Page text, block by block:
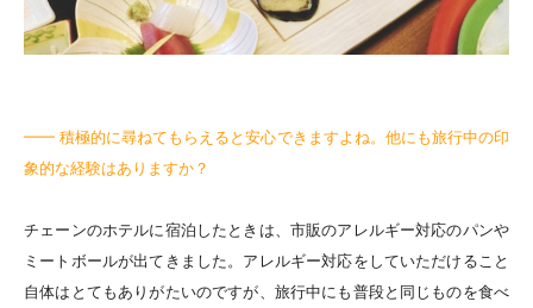
━━ 積極的に尋ねてもらえると安心できますよね。他にも旅行中の印
象的な経験はありますか？
チェーンのホテルに宿泊したときは、市販のアレルギー対応のパンや
ミートボールが出てきました。アレルギー対応をしていただけること
自体はとてもありがたいのですが、旅行中にも普段と同じものを食べ